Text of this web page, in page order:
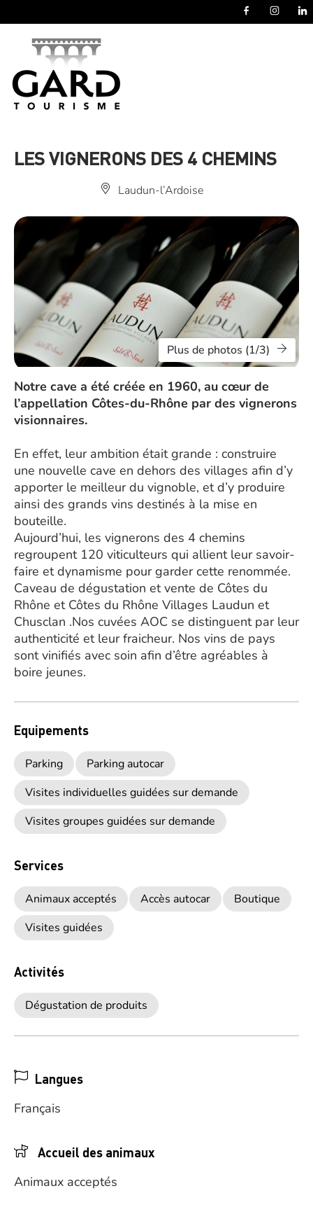
LES VIGNERONS DES 4 CHEMINS
Laudun-l’Ardoise
Plus de photos (1/3)
Notre cave a été créée en 1960, au cœur de
l’appellation Côtes-du-Rhône par des vignerons
visionnaires.
En effet, leur ambition était grande : construire
une nouvelle cave en dehors des villages afin d’y
apporter le meilleur du vignoble, et d’y produire
ainsi des grands vins destinés à la mise en
bouteille.
Aujourd’hui, les vignerons des 4 chemins
regroupent 120 viticulteurs qui allient leur savoir-
faire et dynamisme pour garder cette renommée.
Caveau de dégustation et vente de Côtes du
Rhône et Côtes du Rhône Villages Laudun et
Chusclan .Nos cuvées AOC se distinguent par leur
authenticité et leur fraicheur. Nos vins de pays
sont vinifiés avec soin afin d’être agréables à
boire jeunes.
Equipements
Parking
Parking autocar
Visites individuelles guidées sur demande
Visites groupes guidées sur demande
Services
Animaux acceptés Accès autocar
Boutique
Visites guidées
Activités
Dégustation de produits
Langues
Français
Accueil des animaux
Animaux acceptés